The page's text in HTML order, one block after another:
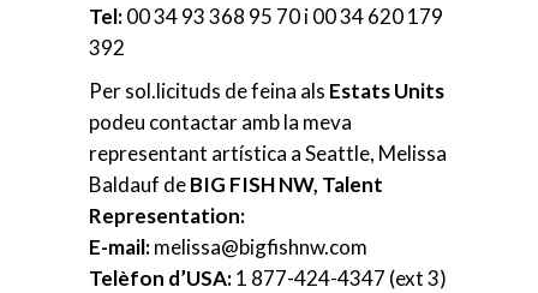
Tel:00 34 93 368 95 70 i 00 34 620 179
392
Per sol.licituds de feina als Estats Units
podeu contactar amb la meva
representant artística a Seattle, Melissa
Baldauf deBIG FISH NW, Talent
Representation:
E-mail:melissa@bigfishnw.com
Telèfon d’USA:1 877-424-4347 (ext 3)